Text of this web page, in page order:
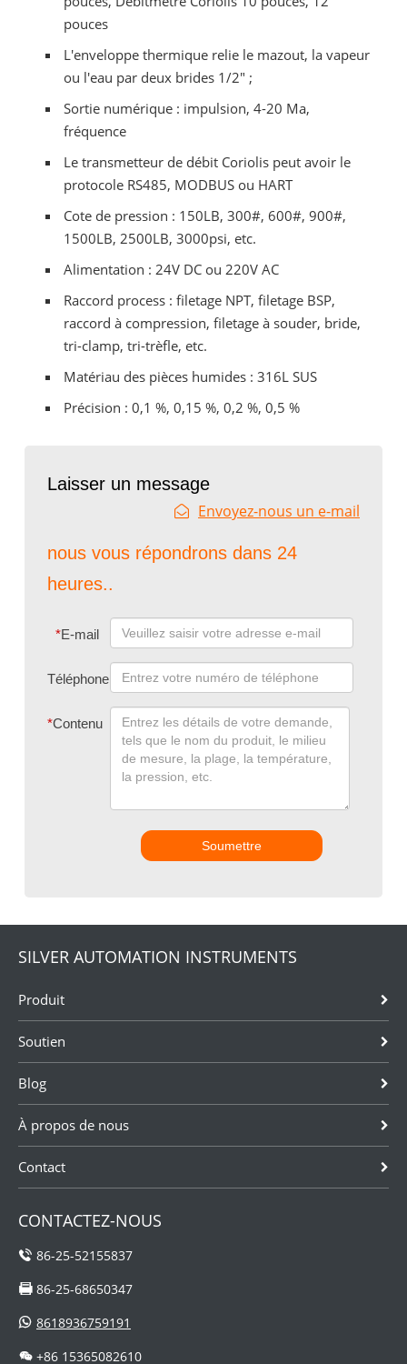
pouces
L'enveloppe thermique relie le mazout, la vapeur
ou l'eau par deux brides 1/2" ;
Sortie numérique : impulsion, 4-20 Ma,
fréquence
Le transmetteur de débit Coriolis peut avoir le
protocole RS485, MODBUS ou HART
Cote de pression : 150LB, 300#, 600#, 900#,
1500LB, 2500LB, 3000psi, etc.
Alimentation : 24V DC ou 220V AC
Raccord process : filetage NPT, filetage BSP,
raccord à compression, filetage à souder, bride,
tri-clamp, tri-trèfle, etc.
Matériau des pièces humides : 316L SUS
Précision : 0,1 %, 0,15 %, 0,2 %, 0,5 %
Laisser un message
Envoyez-nous un e-mail
nous vous répondrons dans 24
heures..
*E-mail
Téléphone
*Contenu
Soumettre
SILVER AUTOMATION INSTRUMENTS
Produit
Soutien
Blog
À propos de nous
Contact
CONTACTEZ-NOUS
86-25-52155837
86-25-68650347
8618936759191
+86 15365082610